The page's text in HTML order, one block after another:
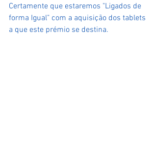
Certamente que estaremos "Ligados de
forma Igual" com a aquisição dos tablets
a que este prémio se destina.